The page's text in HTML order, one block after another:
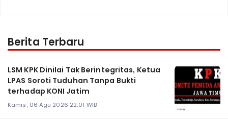
Berita Terbaru
LSM KPK Dinilai Tak Berintegritas, Ketua
LPAS Soroti Tuduhan Tanpa Bukti
terhadap KONI Jatim
Kamis, 06 Agu 2026 22:01 WIB